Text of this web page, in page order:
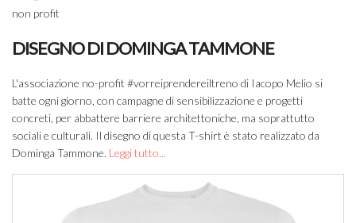
non profit
DISEGNO DI DOMINGA TAMMONE
L'associazione no-profit #vorreiprendereiltreno di Iacopo Melio si
batte ogni giorno, con campagne di sensibilizzazione e progetti
concreti, per abbattere barriere architettoniche, ma soprattutto
sociali e culturali. Il disegno di questa T-shirt è stato realizzato da
Dominga Tammone. Leggi tutto...